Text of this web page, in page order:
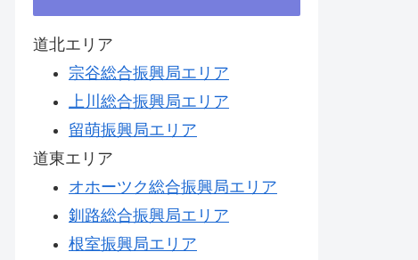
道北エリア
宗谷総合振興局エリア
上川総合振興局エリア
留萌振興局エリア
道東エリア
オホーツク総合振興局エリア
釧路総合振興局エリア
根室振興局エリア